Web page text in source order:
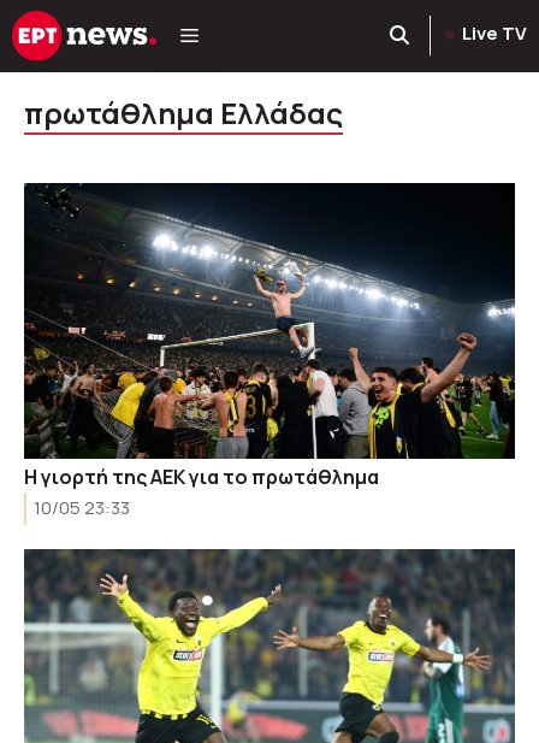
Μετάβαση
σε
Live TV
πρωτάθλημα Ελλάδας
Η γιορτή της ΑΕΚ για το πρωτάθλημα
10/05 23:33